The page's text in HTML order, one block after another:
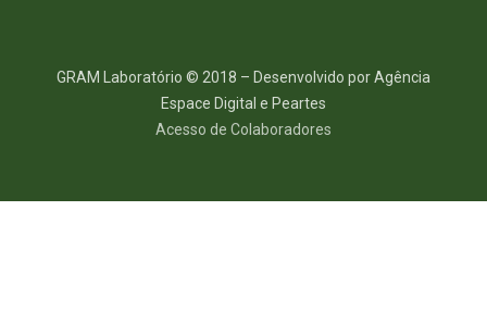
GRAM Laboratório © 2018 – Desenvolvido por Agência
Espace Digital e Peartes
Acesso de Colaboradores